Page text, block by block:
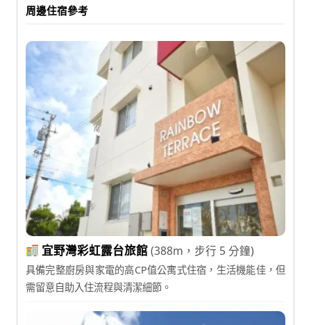
周邊住宿參考
宜野灣彩虹露台旅館(388m，步行 5 分鐘)
具備完整廚房與家電的高CP值公寓式住宿，生活機能佳，但
需留意自助入住流程與清潔細節。